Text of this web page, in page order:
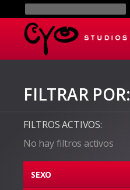
FILTRAR POR:
FILTROS ACTIVOS:
No hay filtros activos
SEXO